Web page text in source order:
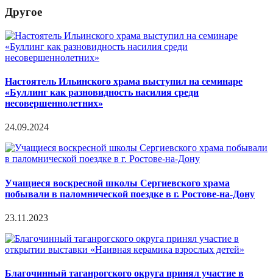
Другое
Настоятель Ильинского храма выступил на семинаре
«Буллинг как разновидность насилия среди
несовершеннолетних»
24.09.2024
Учащиеся воскресной школы Сергиевского храма
побывали в паломнической поездке в г. Ростове-на-Дону
23.11.2023
Благочинный таганрогского округа принял участие в